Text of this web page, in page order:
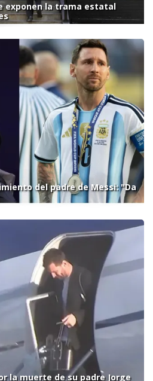
exponen la trama estatal
del padre de Messi: "Da
la muerte de su padre Jorge